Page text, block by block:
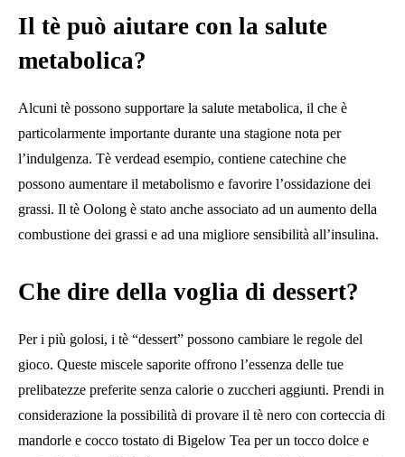
Il tè può aiutare con la salute
metabolica?
Alcuni tè possono supportare la salute metabolica, il che è
particolarmente importante durante una stagione nota per
l’indulgenza. Tè verdead esempio, contiene catechine che
possono aumentare il metabolismo e favorire l’ossidazione dei
grassi. Il tè Oolong è stato anche associato ad un aumento della
combustione dei grassi e ad una migliore sensibilità all’insulina.
Che dire della voglia di dessert?
Per i più golosi, i tè “dessert” possono cambiare le regole del
gioco. Queste miscele saporite offrono l’essenza delle tue
prelibatezze preferite senza calorie o zuccheri aggiunti. Prendi in
considerazione la possibilità di provare il tè nero con corteccia di
mandorle e cocco tostato di Bigelow Tea per un tocco dolce e